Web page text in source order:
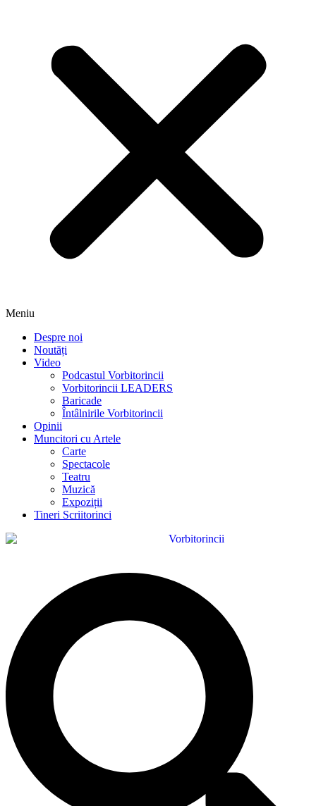
Meniu
Despre noi
Noutăți
Video
Podcastul Vorbitorincii
Vorbitorincii LEADERS
Baricade
Întâlnirile Vorbitorincii
Opinii
Muncitori cu Artele
Carte
Spectacole
Teatru
Muzică
Expoziții
Tineri Scriitorinci